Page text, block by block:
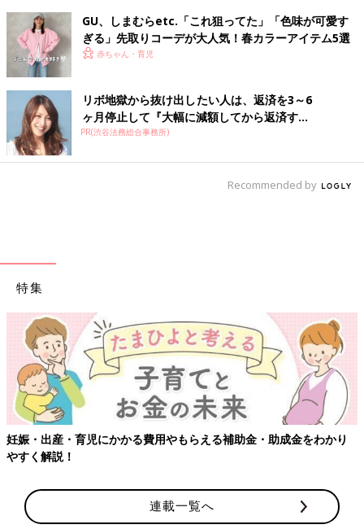
GU、しまむらetc.「これ狙ってた」「色味が可愛す
ぎる」先取りコーデが大人気！春カラーアイテム5選
赤ちゃん・育児
リボ地獄から抜け出したい人は、返済を3～6
ヶ月停止して『大幅に減額してから返済す...
PR(渋谷法務総合事務所)
Recommended by
特集
妊娠・出産・育児にかかる費用やもらえる補助金・助成金をわかり
やすく解説！
連載一覧へ